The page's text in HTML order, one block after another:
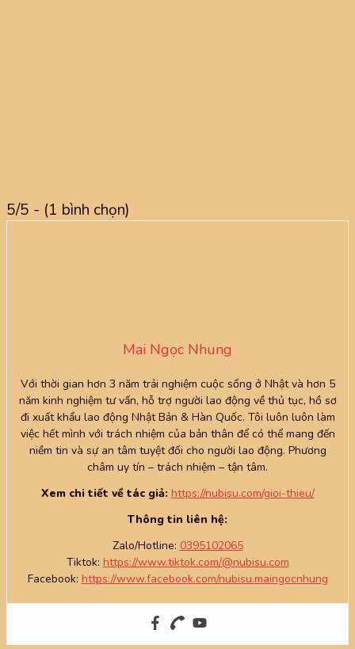
5/5 - (1 bình chọn)
Mai Ngọc Nhung
Với thời gian hơn 3 năm trải nghiệm cuộc sống ở Nhật và hơn 5
năm kinh nghiệm tư vấn, hỗ trợ người lao động về thủ tục, hồ sơ
đi xuất khẩu lao động Nhật Bản & Hàn Quốc. Tôi luôn luôn làm
việc hết mình với trách nhiệm của bản thân để có thể mang đến
niềm tin và sự an tâm tuyệt đối cho người lao động. Phương
châm uy tín – trách nhiệm – tận tâm.
Xem chi tiết về tác giả: https://nubisu.com/gioi-thieu/
Thông tin liên hệ:
Zalo/Hotline: 0395102065
Tiktok: https://www.tiktok.com/@nubisu.com
Facebook: https://www.facebook.com/nubisu.maingocnhung